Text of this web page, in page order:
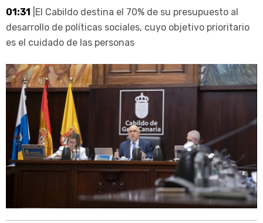
01:31 |El Cabildo destina el 70% de su presupuesto al
desarrollo de políticas sociales, cuyo objetivo prioritario
es el cuidado de las personas